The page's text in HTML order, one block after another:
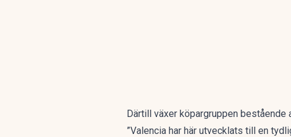
Därtill växer köpargruppen
”Valencia har här utvecklats till en